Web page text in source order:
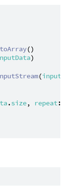
toArray()
)
(
.size, repeat: